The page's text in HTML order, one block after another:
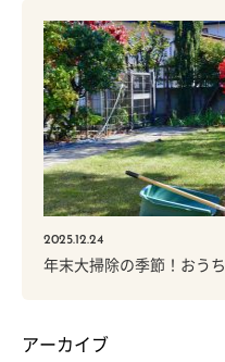
2025.12.24
年末大掃除の季節！おう
アーカイブ